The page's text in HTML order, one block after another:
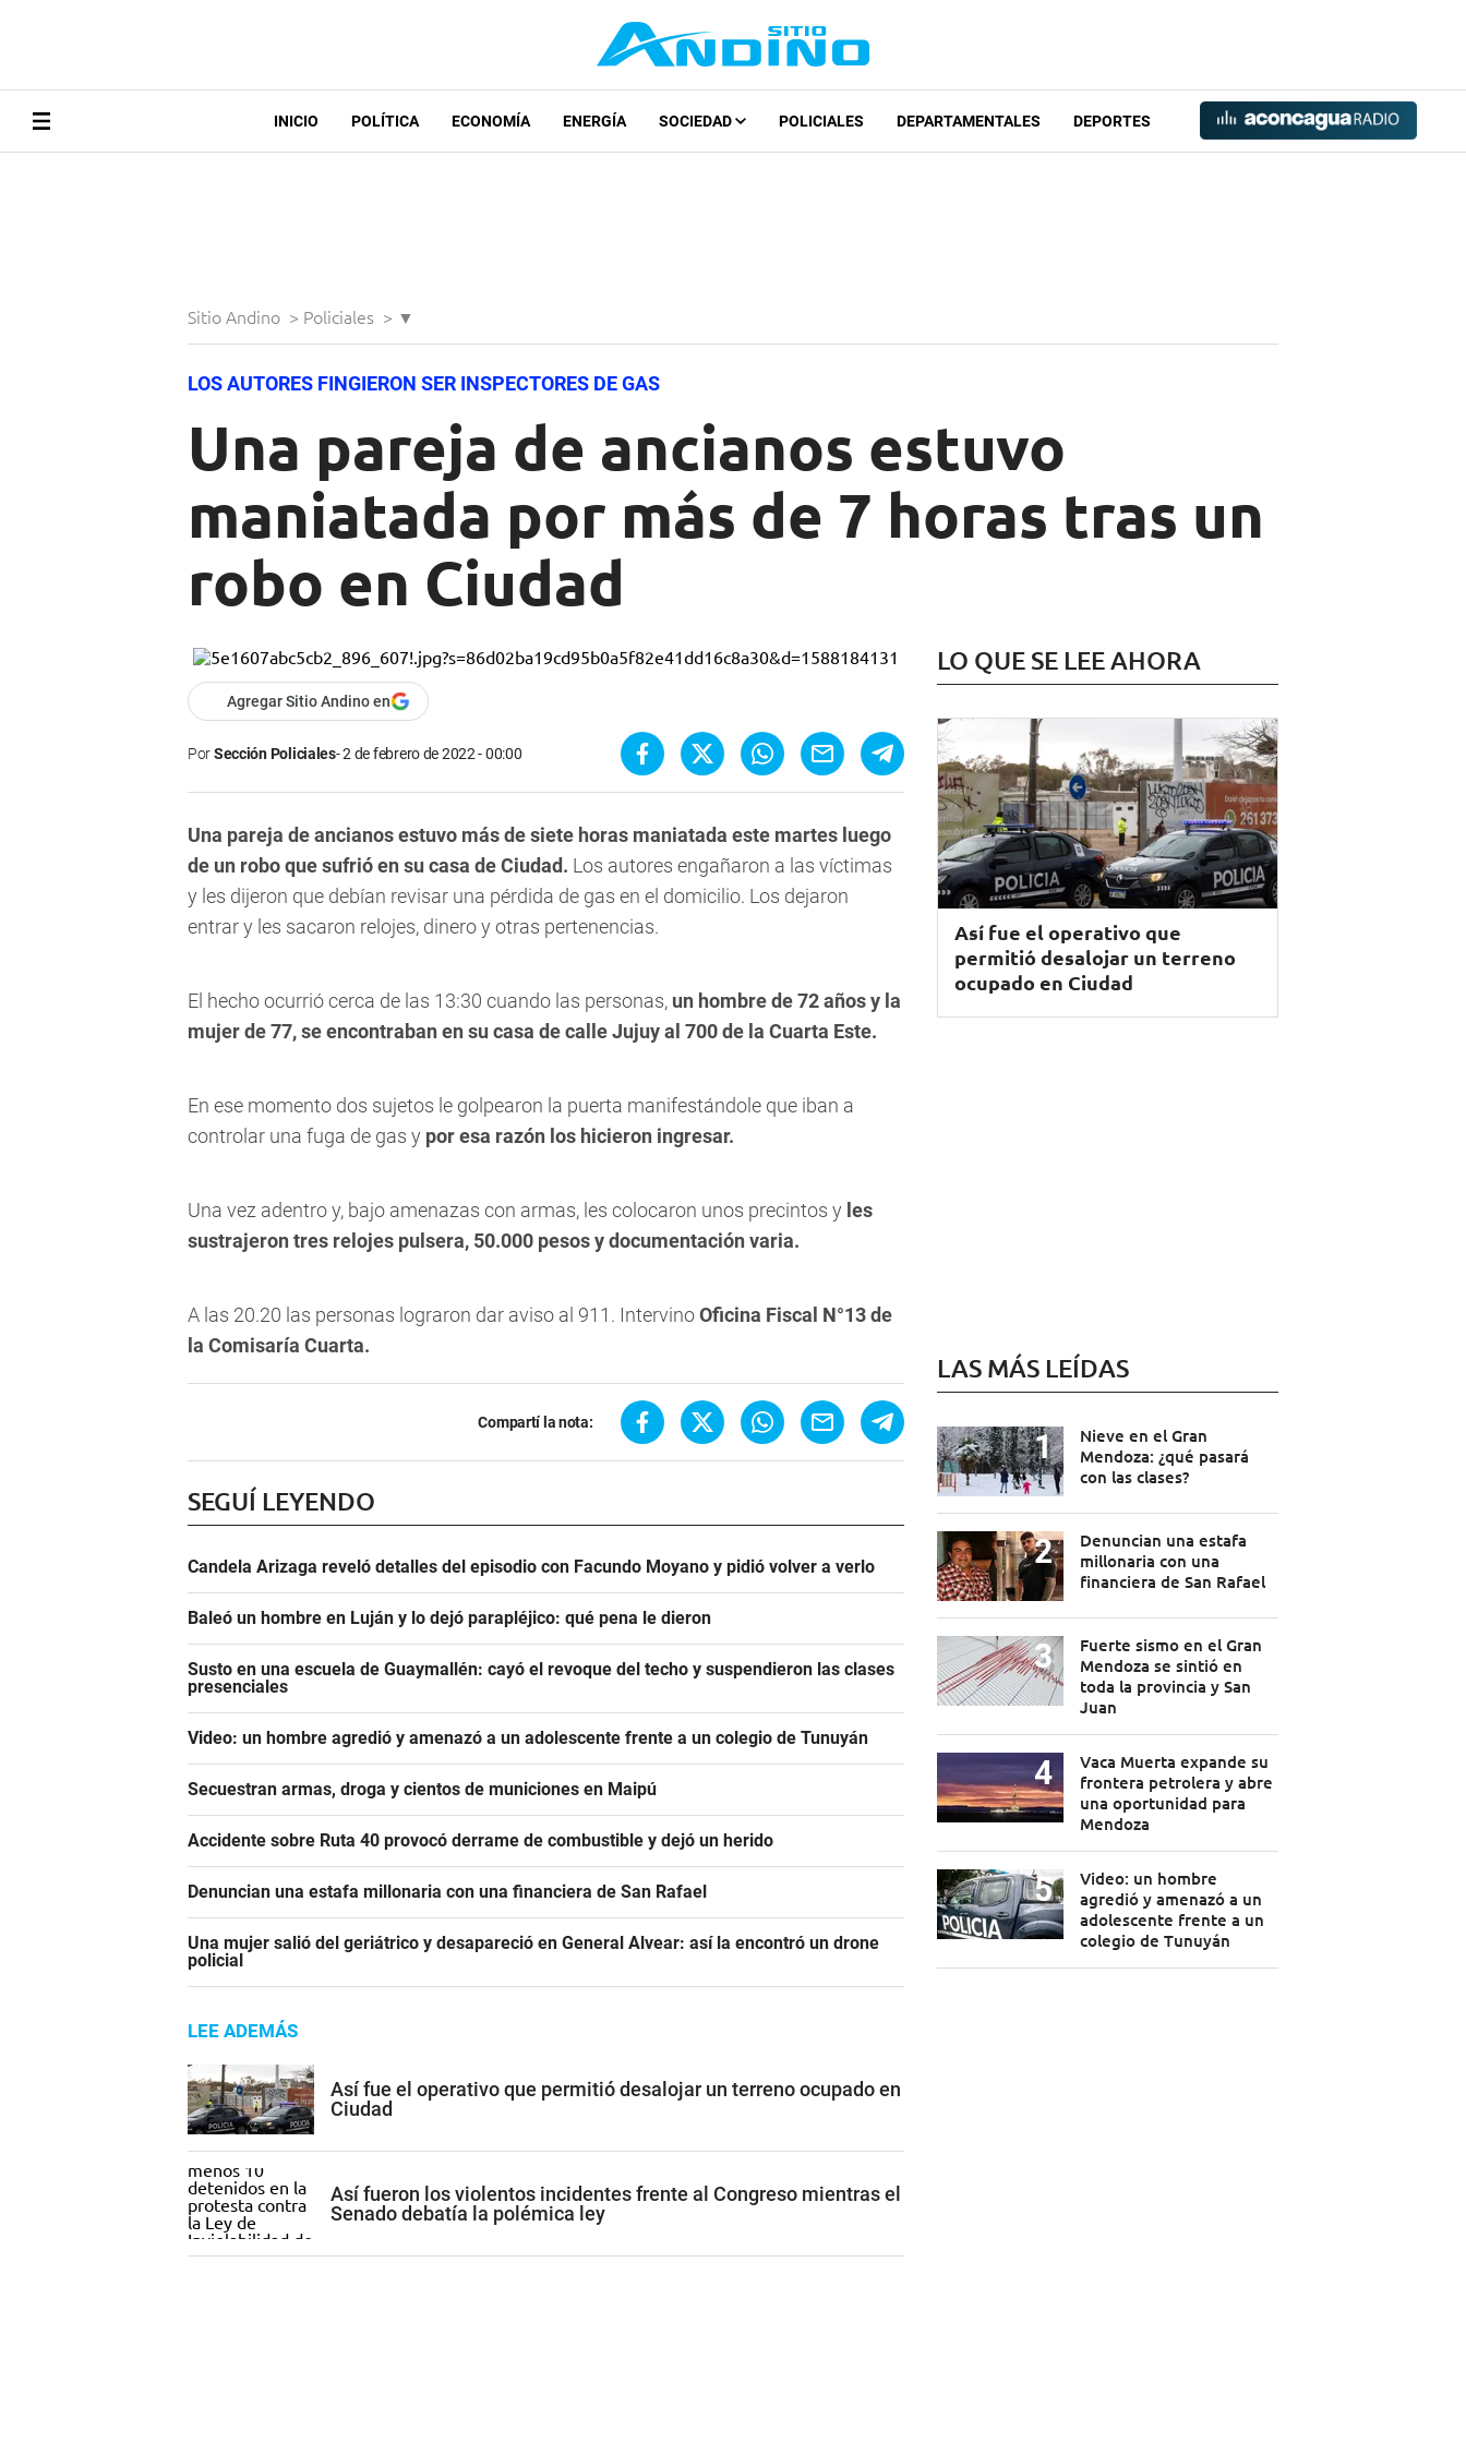
INICIO POLÍTICA ECONOMÍA ENERGÍA SOCIEDAD POLICIALES DEPARTAMENTALES DEPORTES
Sitio Andino > Policiales > ▼
LOS AUTORES FINGIERON SER INSPECTORES DE GAS
Una pareja de ancianos estuvo
maniatada por más de 7 horas tras un
robo en Ciudad
Agregar Sitio Andino en
PorSección Policiales 2 de febrero de 2022 - 00:00
Una pareja de ancianos estuvo más de siete horas maniatada este martes luego
de un robo que sufrió en su casa de Ciudad. Los autores engañaron a las víctimas
y les dijeron que debían revisar una pérdida de gas en el domicilio. Los dejaron
entrar y les sacaron relojes, dinero y otras pertenencias.
El hecho ocurrió cerca de las 13:30 cuando las personas, un hombre de 72 años y la
mujer de 77, se encontraban en su casa de calle Jujuy al 700 de la Cuarta Este.
En ese momento dos sujetos le golpearon la puerta manifestándole que iban a
controlar una fuga de gas y por esa razón los hicieron ingresar.
Una vez adentro y, bajo amenazas con armas, les colocaron unos precintos y les
sustrajeron tres relojes pulsera, 50.000 pesos y documentación varia.
A las 20.20 las personas lograron dar aviso al 911. IntervinoOficina Fiscal N°13 de
la Comisaría Cuarta.
Compartí la nota:
SEGUÍ LEYENDO
Candela Arizaga reveló detalles del episodio con Facundo Moyano y pidió volver a verlo
Baleó un hombre en Luján y lo dejó parapléjico: qué pena le dieron
Susto en una escuela de Guaymallén: cayó el revoque del techo y suspendieron las clases
presenciales
Video: un hombre agredió y amenazó a un adolescente frente a un colegio de Tunuyán
Secuestran armas, droga y cientos de municiones en Maipú
Accidente sobre Ruta 40 provocó derrame de combustible y dejó un herido
Denuncian una estafa millonaria con una financiera de San Rafael
Una mujer salió del geriátrico y desapareció en General Alvear: así la encontró un drone
policial
LEE ADEMÁS
Así fue el operativo que permitió desalojar un terreno ocupado en
Ciudad
Así fueron los violentos incidentes frente al Congreso mientras el
Senado debatía la polémica ley
LO QUE SE LEE AHORA
Así fue el operativo que
permitió desalojar un terreno
ocupado en Ciudad
LAS MÁS LEÍDAS
Nieve en el Gran
Mendoza: ¿qué pasará
con las clases?
Denuncian una estafa
millonaria con una
financiera de San Rafael
Fuerte sismo en el Gran
Mendoza se sintió en
toda la provincia y San
Juan
Vaca Muerta expande su
frontera petrolera y abre
una oportunidad para
Mendoza
Video: un hombre
agredió y amenazó a un
adolescente frente a un
colegio de Tunuyán